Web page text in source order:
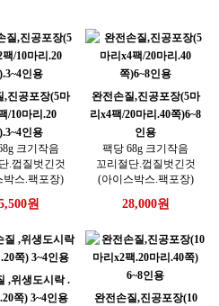
,진공포장(5마
/10마리.20
인용
크기작음
.껍질벗긴것
박스.팩포장)
원
완전손질,진공포장(5마
리x4팩/20마리.40쪽)6~8
인용
팩당 68g 크기작음
꼬리절단.껍질벗긴것
(아이스박스.팩포장)
28,000원
,위생도시락 .
쪽) 3~4인용
완전손질,진공포장(10